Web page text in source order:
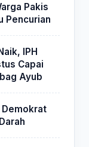
Pakis
Pencurian
IPH
Capai
Ayub
Demokrat